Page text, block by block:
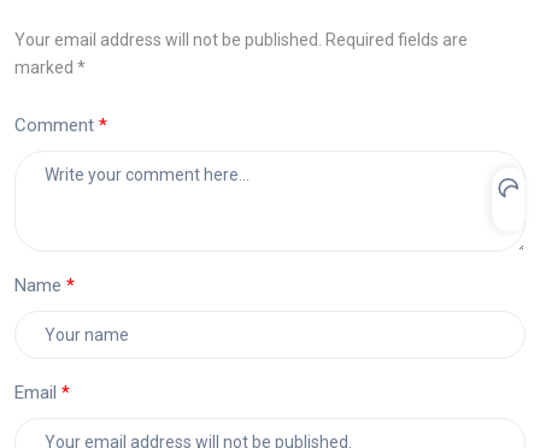
Your email address will not be published. Required fields are
marked *
Comment
Name
Email